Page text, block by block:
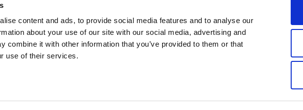
content and ads, to provide social media features and to analyse our
about your use of our site with our social media, advertising and
combine it with other information that you’ve provided to them or that
use of their services.
platform
Magic xpa Web Alkalmazás
Keretrendszer